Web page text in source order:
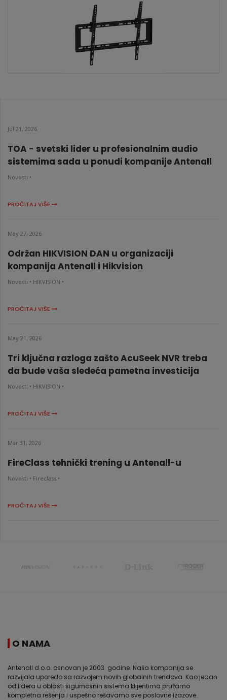
KATALOŠKI BROJ: 9190
Jul 21, 2026
TOA - svetski lider u profesionalnim audio
sistemima sada u ponudi kompanije Antenall
Novosti •
PROČITAJ VIŠE
May 27, 2026
Održan HIKVISION DAN u organizaciji
kompanija Antenall i Hikvision
Novosti • HIKVISION •
PROČITAJ VIŠE
May 21, 2026
Tri ključna razloga zašto AcuSeek NVR treba
da bude vaša sledeća pametna investicija
Novosti • HIKVISION •
PROČITAJ VIŠE
Mar 31, 2026
FireClass tehnički trening u Antenall-u
Novosti • Fireclass •
PROČITAJ VIŠE
O NAMA
Antenall d.o.o. osnovan je 2003. godine. Naša kompanija se
razvijala uporedo sa razvojem novih globalnih trendova. Kao jedan
od lidera u oblasti sigurnosnih sistema klijentima pružamo
kompletna rešenja i uspešno rešavamo sve poslovne izazove.